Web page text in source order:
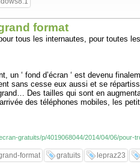
format
tous les internautes, pour toutes
‘ fond d’écran ‘ est devenu
sans cesse eux aussi et se
Des tailles qui sont en
des téléphones mobiles, les
gratuits/p/4019068044/2014/04/06/
format gratuits lepraz23